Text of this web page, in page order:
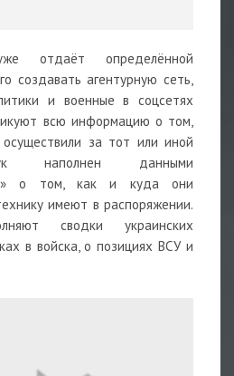
отдаёт определённой
создавать агентурную сеть,
и военные в соцсетях
всю информацию о том,
за тот или иной
наполнен данными
о том, как и куда они
имеют в распоряжении.
сводки украинских
в войска, о позициях ВСУ и